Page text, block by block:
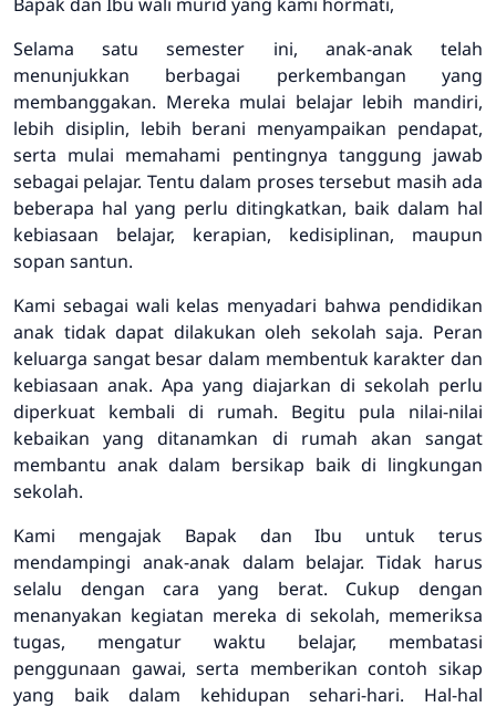
Selama satu semester ini, anak-anak telah
menunjukkan berbagai perkembangan yang
membanggakan. Mereka mulai belajar lebih mandiri,
lebih disiplin, lebih berani menyampaikan pendapat,
serta mulai memahami pentingnya tanggung jawab
sebagai pelajar. Tentu dalam proses tersebut masih ada
beberapa hal yang perlu ditingkatkan, baik dalam hal
kebiasaan belajar, kerapian, kedisiplinan, maupun
sopan santun.
Kami sebagai wali kelas menyadari bahwa pendidikan
anak tidak dapat dilakukan oleh sekolah saja. Peran
keluarga sangat besar dalam membentuk karakter dan
kebiasaan anak. Apa yang diajarkan di sekolah perlu
diperkuat kembali di rumah. Begitu pula nilai-nilai
kebaikan yang ditanamkan di rumah akan sangat
membantu anak dalam bersikap baik di lingkungan
sekolah.
Kami mengajak Bapak dan Ibu untuk terus
mendampingi anak-anak dalam belajar. Tidak harus
selalu dengan cara yang berat. Cukup dengan
menanyakan kegiatan mereka di sekolah, memeriksa
tugas, mengatur waktu belajar, membatasi
penggunaan gawai, serta memberikan contoh sikap
yang baik dalam kehidupan sehari-hari. Hal-hal